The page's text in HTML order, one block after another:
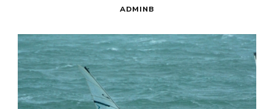
ADMINB